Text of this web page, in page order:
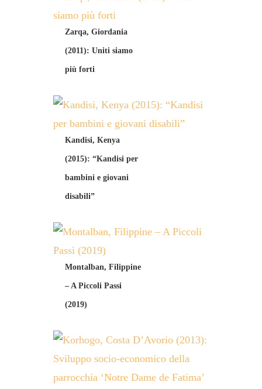
Zarqa, Giordania
(2011): Uniti siamo
più forti
Kandisi, Kenya
(2015): “Kandisi per
bambini e giovani
disabili”
Montalban, Filippine
– A Piccoli Passi
(2019)